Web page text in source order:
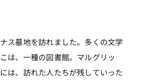
ス墓地を訪れました。多くの文学
は、一種の図書館。マルグリッ
は、訪れた人たちが残していった